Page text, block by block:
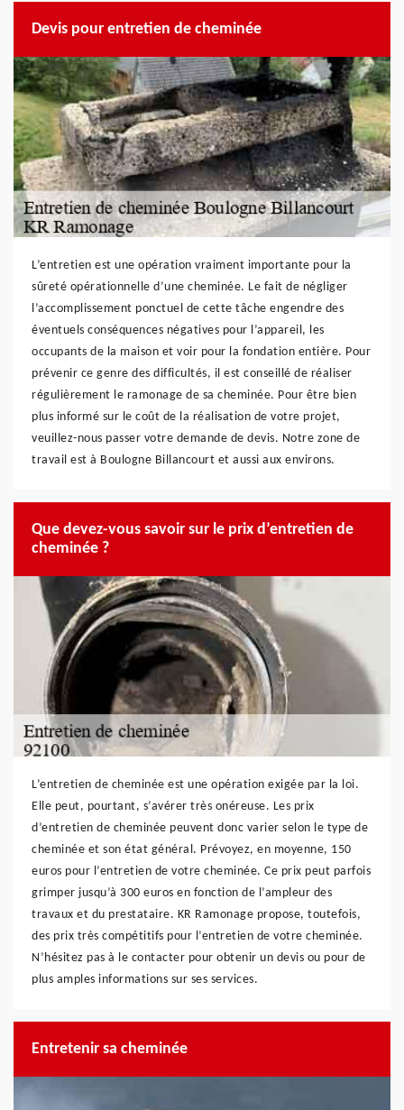
Devis pour entretien de cheminée
L’entretien est une opération vraiment importante pour la
sûreté opérationnelle d’une cheminée. Le fait de négliger
l’accomplissement ponctuel de cette tâche engendre des
éventuels conséquences négatives pour l’appareil, les
occupants de la maison et voir pour la fondation entière. Pour
prévenir ce genre des difficultés, il est conseillé de réaliser
régulièrement le ramonage de sa cheminée. Pour être bien
plus informé sur le coût de la réalisation de votre projet,
veuillez-nous passer votre demande de devis. Notre zone de
travail est à Boulogne Billancourt et aussi aux environs.
Que devez-vous savoir sur le prix d’entretien de
cheminée ?
L’entretien de cheminée est une opération exigée par la loi.
Elle peut, pourtant, s’avérer très onéreuse. Les prix
d’entretien de cheminée peuvent donc varier selon le type de
cheminée et son état général. Prévoyez, en moyenne, 150
euros pour l’entretien de votre cheminée. Ce prix peut parfois
grimper jusqu’à 300 euros en fonction de l’ampleur des
travaux et du prestataire. KR Ramonage propose, toutefois,
des prix très compétitifs pour l’entretien de votre cheminée.
N’hésitez pas à le contacter pour obtenir un devis ou pour de
plus amples informations sur ses services.
Entretenir sa cheminée